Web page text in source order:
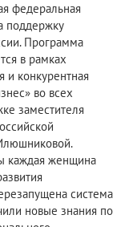
федеральная
поддержку
Программа
в рамках
и конкурентная
во всех
заместителя
каждая женщина
система
новые знания по